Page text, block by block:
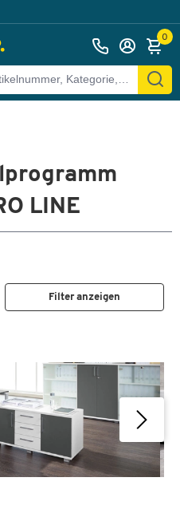
0
LINE
Filter anzeigen